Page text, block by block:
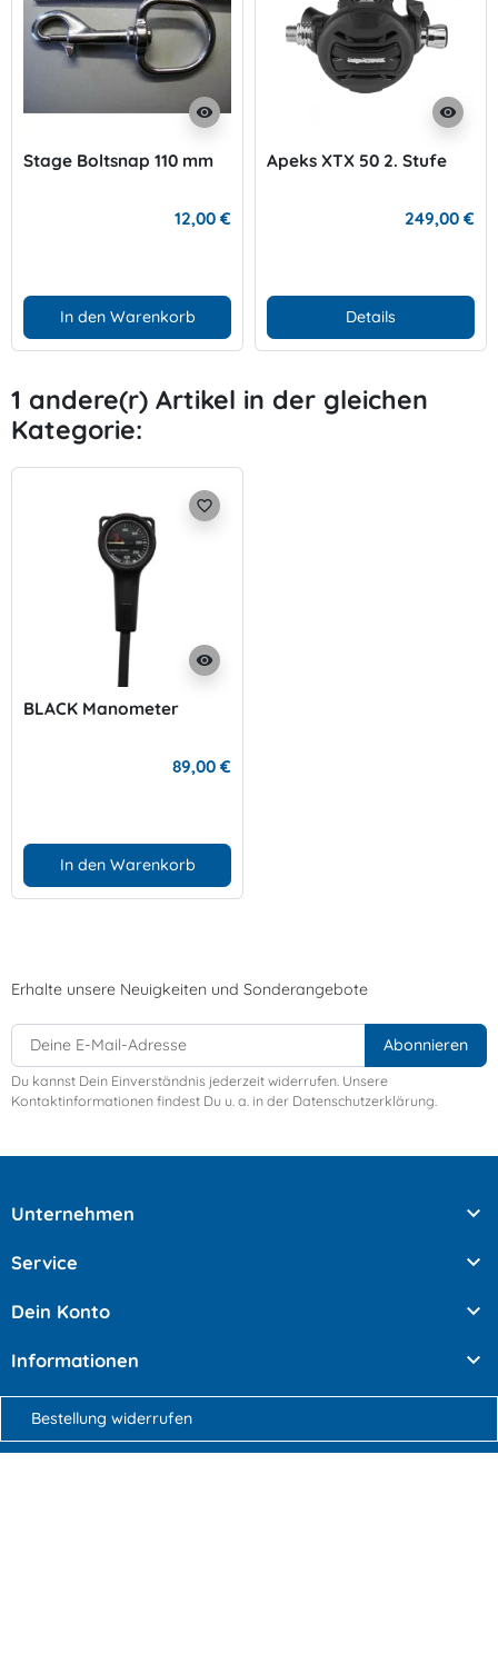
visibility
Stage Boltsnap 110 mm
12,00 €
In den Warenkorb
visibility
Apeks XTX 50 2. Stufe
249,00 €
Details
1 andere(r) Artikel in der gleichen
Kategorie:
visibility
favorite_border
BLACK Manometer
89,00 €
In den Warenkorb
Erhalte unsere Neuigkeiten und Sonderangebote
Du kannst Dein Einverständnis jederzeit widerrufen. Unsere
Kontaktinformationen findest Du u. a. in der Datenschutzerklärung.
Unternehmen 
Service 
Dein Konto 
Informationen 
Bestellung widerrufen